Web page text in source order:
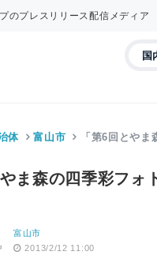
のプレスリリース配信メディア
国
体 富山市 「第6回とや
やま森の四季彩フォ
富山市
2013/2/12 11:00